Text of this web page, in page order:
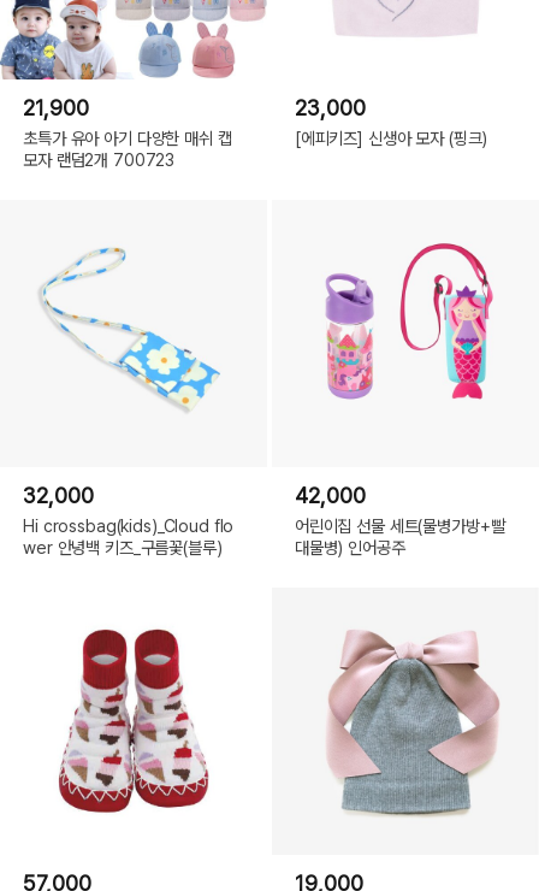
21,900
초특가 유아 아기 다양한 매쉬 캡
모자 랜덤2개 700723
23,000
[에피키즈] 신생아 모자 (핑크)
32,000
Hi crossbag(kids)_Cloud flo
wer 안녕백 키즈_구름꽃(블루)
42,000
어린이집 선물 세트(물병가방+빨
대물병) 인어공주
57,000 19,000